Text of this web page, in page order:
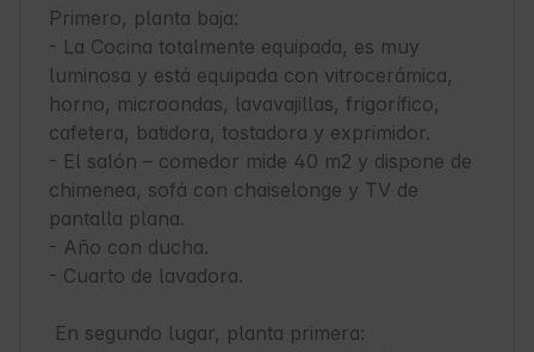
Primero, planta baja:
- La Cocina totalmente equipada, es muy
luminosa y está equipada con vitrocerámica,
horno, microondas, lavavajillas, frigorífico,
cafetera, batidora, tostadora y exprimidor.
- El salón – comedor mide 40 m2 y dispone de
chimenea, sofá con chaiselonge y TV de
pantalla plana.
- Año con ducha.
- Cuarto de lavadora.